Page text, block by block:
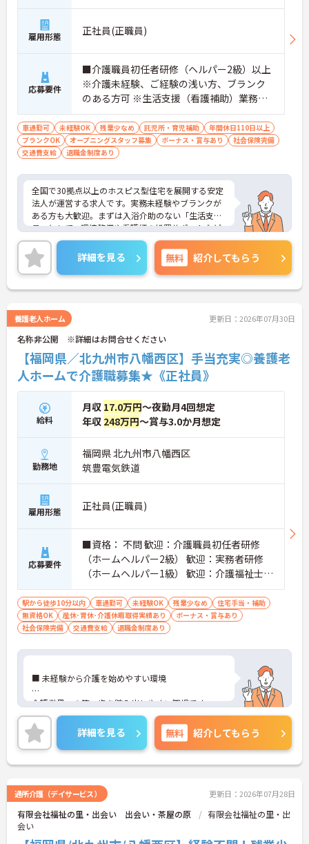
【頑張りがしっかり給与・評価に反映される職場で
す】
・処遇改善手当78,000円、賞与は年2回＋処遇改善
・入社半年でリーダーを任されたスタッフの実績が
あるなど、年次にかかわらず頑張りが評価され、キ
ャリアアップを実現できる職場環境です
【働きやすい休日・残業面と、長く安心して働ける
福利厚生が魅力です】
・月9日公休に加え、夏季・冬季休暇各3日が確保さ
れており（年間休日113日）、オンオフのメリハリ
をつけて働くことができます。
・全社平均残業月5時間程度と、業界平均を大きく
下回る少ない残業時間を実現しています
・退職金制度（勤続3年以上）・保育手当・育児短
時間勤務・マインドフルネスプログラムなど、長期
的に安心して働き続けるための制度が充実していま
す
雇用形態 正社員(正職員)
応募要件
■介護職員初任者研修（ヘルパー2級）以上
※介護未経験、ご経験の浅い方、ブランク
のある方可 ※生活支援（看護補助）業務か
ら経験し、訪問介護員へのキャリアアップ
を目指せます
車通勤可 未経験OK 残業少なめ 託児所・育児補助
年間休日110日以上
ブランクOK
オープニングスタッフ募集 ボーナス・賞与あり
社会保険完備
交通費支給
退職金制度あり
全国で30拠点以上のホスピス型住宅を展開する安定
法人が運営する求人です。実務未経験やブランクが
ある方も大歓迎。まずは入浴介助のない「生活支援
員」として、環境整備や看護師の処置サポートなど
の業務からスタートし、無理なくホスピスケアの経
験を積むことができ、ゆくゆくは訪問介護員へステ
ップアップすることも可能です。残業は全社平均月5
時間程度と少なく、連続休暇の取得で支援金が支給
される独自の制度や、自由診療の割引が受けられる
時間連携の訪問診療医もいるため、医療依存度の高
い方へのケアもチームで安心して取り組める環境で
す。
★おすすめPOINT★
【無理なくステップアップできる業務内容】
・実務未経験からでも挑戦可能です
・入浴介助なし、まずは生活支援や看護師のサポー
トからスタートできます
・資格取得支援制度を活用し、将来的に訪問介護員
を目指せる環境です
【手厚い待遇と働きやすさの両立】
・残業は全社平均残業月5時間程度と少なくプライ
ベートの時間を確保できます
自の制度があります
・夏季・冬季の特別休暇があり年間休日は113日し
っかりと休めます
【安心の教育・チームサポート体制】
・手厚い人員配置で困った時もすぐに相談可能です
・2日間のオンライン研修と個人のペースに合わせ
たOJTを実施しています
詳細を見る 無料 紹介してもらう
養護老人ホーム 更新日：2026年07月30日
名称非公開 ※詳細はお問合せください
【福岡県／北九州市八幡西区】手当充実◎養護老
人ホームで介護職募集★《正社員》
給料
月収 17.0万円～夜勤月4回想定
年収 248万円～賞与3.0か月想定
勤務地
福岡県 北九州市八幡西区
筑豊電気鉄道
雇用形態 正社員(正職員)
応募要件
■資格： 不問 歓迎：介護職員初任者研修
（ホームヘルパー2級） 歓迎：実務者研修
（ホームヘルパー1級） 歓迎：介護福祉士
■経験： 不問 ■普通自動車運転免許：
駅から徒歩10分以内 車通勤可 未経験OK 残業少なめ
住宅手当・補助
無資格OK
産休･育休･介護休暇取得実績あり
ボーナス・賞与あり
社会保険完備
交通費支給 退職金制度あり
■ 未経験から介護を始めやすい環境
介護業界への第一歩を踏み出しやすい職場です
・資格不問で応募できます
・経験不問で挑戦できます
・介護系資格保有者は知識を活かせます
→ 未経験から介護職として成長を目指せる環境です
♪
■ 手当が充実し安定収入を目指せる
各種手当が整い安心して働ける環境です
・住宅手当を支給できます
詳細を見る 無料 紹介してもらう
通所介護（デイサービス） 更新日：2026年07月28日
有限会社福祉の里・出会い 出会い・茶屋の原
有限会社福祉の里・出
会い